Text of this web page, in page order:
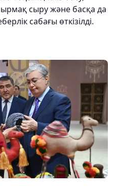
сыру және басқа да
сабағы өткізілді.